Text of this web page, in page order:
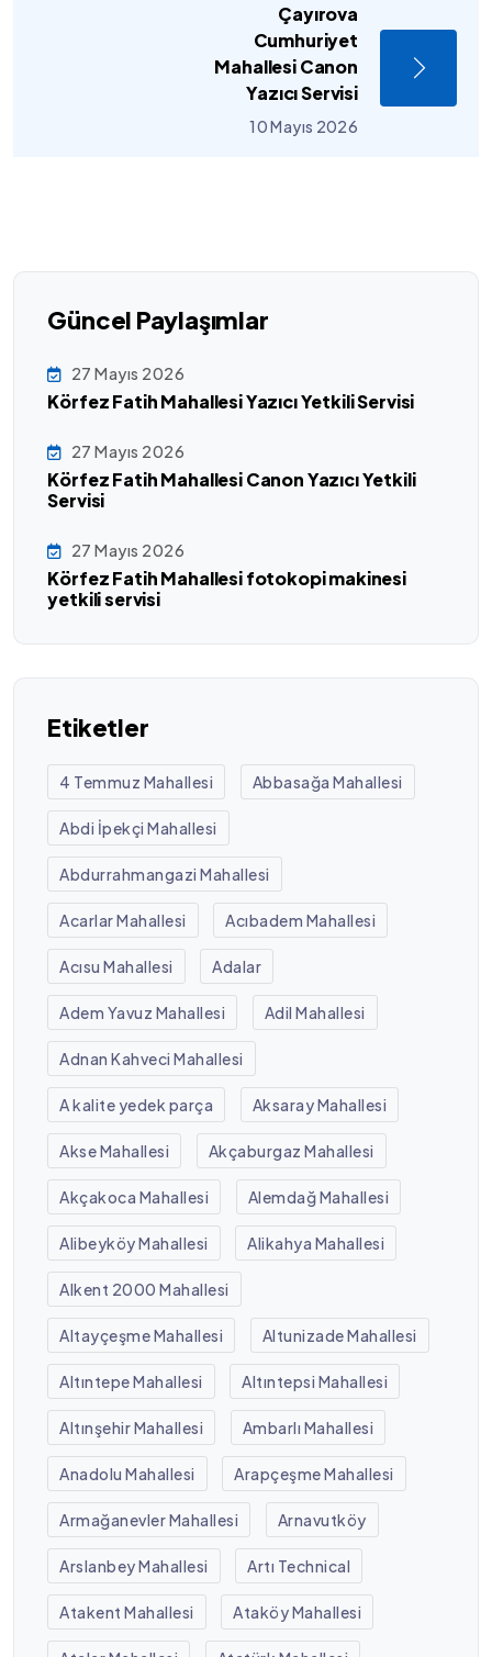
Çayırova
Cumhuriyet
Mahallesi Canon
Yazıcı Servisi
10 Mayıs 2026
Güncel Paylaşımlar
27 Mayıs 2026
Körfez Fatih Mahallesi Yazıcı Yetkili Servisi
27 Mayıs 2026
Körfez Fatih Mahallesi Canon Yazıcı Yetkili
Servisi
27 Mayıs 2026
Körfez Fatih Mahallesi fotokopi makinesi
yetkili servisi
Etiketler
4 Temmuz Mahallesi Abbasağa Mahallesi
Abdi İpekçi Mahallesi
Abdurrahmangazi Mahallesi
Acarlar Mahallesi Acıbadem Mahallesi
Acısu Mahallesi Adalar
Adem Yavuz Mahallesi Adil Mahallesi
Adnan Kahveci Mahallesi
A kalite yedek parça Aksaray Mahallesi
Akse Mahallesi Akçaburgaz Mahallesi
Akçakoca Mahallesi Alemdağ Mahallesi
Alibeyköy Mahallesi Alikahya Mahallesi
Alkent 2000 Mahallesi
Altayçeşme Mahallesi Altunizade Mahallesi
Altıntepe Mahallesi Altıntepsi Mahallesi
Altınşehir Mahallesi Ambarlı Mahallesi
Anadolu Mahallesi Arapçeşme Mahallesi
Armağanevler Mahallesi Arnavutköy
Arslanbey Mahallesi Artı Technical
Atakent Mahallesi Ataköy Mahallesi